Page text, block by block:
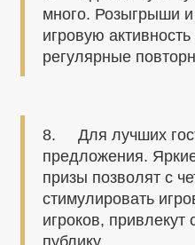
много. Розыгрыши
игровую
регулярные
8. Для лучших
предложения.
призы позволят с
стимулировать
игроков, привлекут